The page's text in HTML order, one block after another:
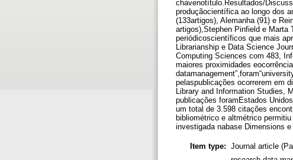
chavenotítulo.Resultados/
produçãocientífica ao longo dos
(133artigos), Alemanha (91) e
artigos),Stephen Pinfield e Marta
periódicoscientíficos que mais
Librarianship e Data Science
Computing Sciences com 483,
maiores proximidades
pelaspublicações ocorrerem em
Library and Information Studies,
publicações foramEstados
um total de 3.598 citações
bibliométrico e altmétrico
investigada nabase Dimensions
Item type: Journal article